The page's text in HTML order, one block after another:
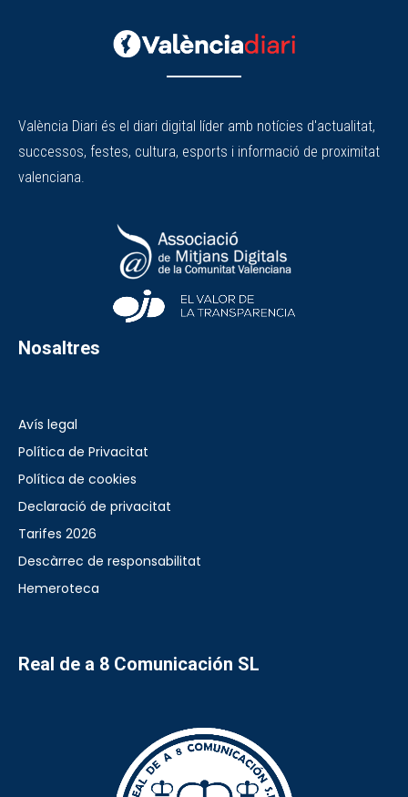
València Diari és el diari digital líder amb notícies d'actualitat,
successos, festes, cultura, esports i informació de proximitat
valenciana.
Nosaltres
Avís legal
Política de Privacitat
Política de cookies
Declaració de privacitat
Tarifes 2026
Descàrrec de responsabilitat
Hemeroteca
Real de a 8 Comunicación SL